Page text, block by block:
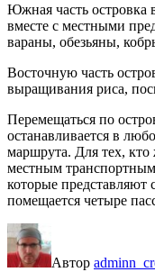
Южная часть островка
вместе с местными
вараны, обезьяны,
Восточную часть
выращивания риса,
Перемещаться по
останавливается в
маршрута. Для тех, кто
местным
которые представляют
помещается четыре
Автор